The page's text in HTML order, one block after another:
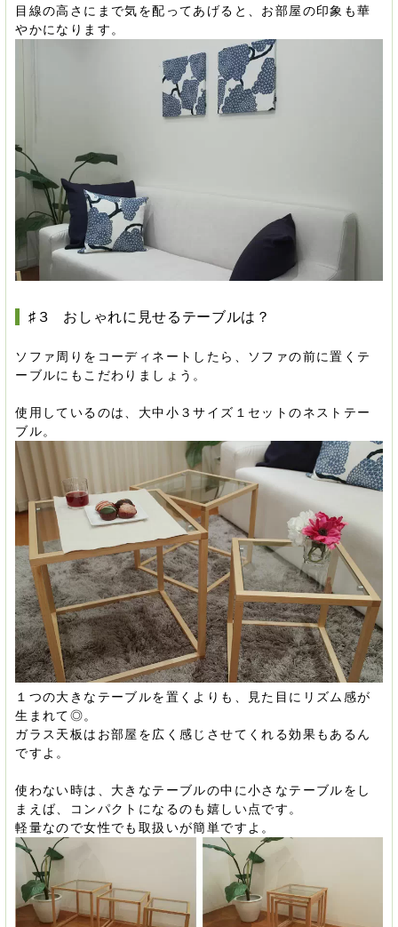
目線の高さにまで気を配ってあげると、お部屋の印象も華
やかになります。
♯３ おしゃれに見せるテーブルは？
ソファ周りをコーディネートしたら、ソファの前に置くテ
ーブルにもこだわりましょう。
使用しているのは、大中小３サイズ１セットのネストテー
ブル。
１つの大きなテーブルを置くよりも、見た目にリズム感が
生まれて◎。
ガラス天板はお部屋を広く感じさせてくれる効果もあるん
ですよ。
使わない時は、大きなテーブルの中に小さなテーブルをし
まえば、コンパクトになるのも嬉しい点です。
軽量なので女性でも取扱いが簡単ですよ。